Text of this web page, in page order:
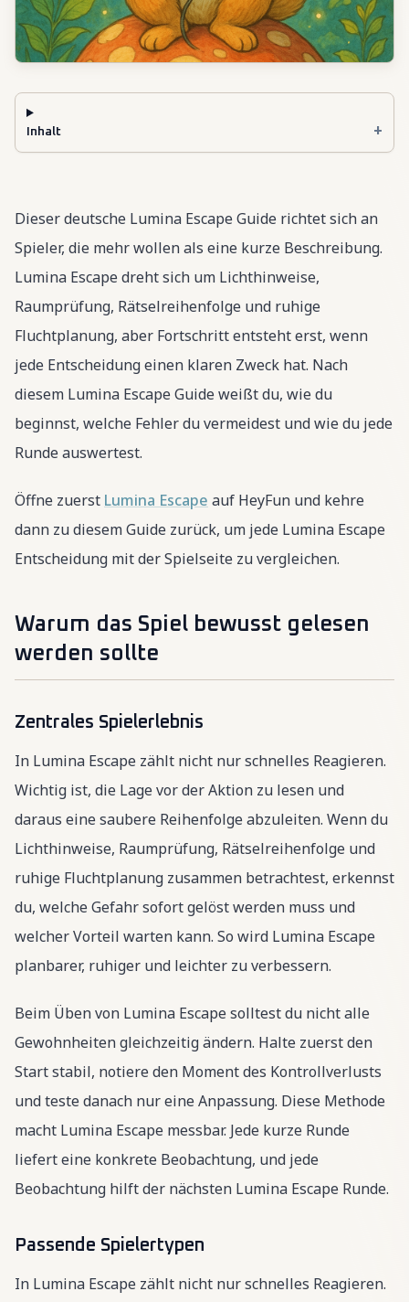
Inhalt +
Dieser deutsche Lumina Escape Guide richtet sich an
Spieler, die mehr wollen als eine kurze Beschreibung.
Lumina Escape dreht sich um Lichthinweise,
Raumprüfung, Rätselreihenfolge und ruhige
Fluchtplanung, aber Fortschritt entsteht erst, wenn
jede Entscheidung einen klaren Zweck hat. Nach
diesem Lumina Escape Guide weißt du, wie du
beginnst, welche Fehler du vermeidest und wie du jede
Runde auswertest.
Öffne zuerst Lumina Escape auf HeyFun und kehre
dann zu diesem Guide zurück, um jede Lumina Escape
Entscheidung mit der Spielseite zu vergleichen.
Warum das Spiel bewusst gelesen
werden sollte
Zentrales Spielerlebnis
In Lumina Escape zählt nicht nur schnelles Reagieren.
Wichtig ist, die Lage vor der Aktion zu lesen und
daraus eine saubere Reihenfolge abzuleiten. Wenn du
Lichthinweise, Raumprüfung, Rätselreihenfolge und
ruhige Fluchtplanung zusammen betrachtest, erkennst
du, welche Gefahr sofort gelöst werden muss und
welcher Vorteil warten kann. So wird Lumina Escape
planbarer, ruhiger und leichter zu verbessern.
Beim Üben von Lumina Escape solltest du nicht alle
Gewohnheiten gleichzeitig ändern. Halte zuerst den
Start stabil, notiere den Moment des Kontrollverlusts
und teste danach nur eine Anpassung. Diese Methode
macht Lumina Escape messbar. Jede kurze Runde
liefert eine konkrete Beobachtung, und jede
Beobachtung hilft der nächsten Lumina Escape Runde.
Passende Spielertypen
In Lumina Escape zählt nicht nur schnelles Reagieren.